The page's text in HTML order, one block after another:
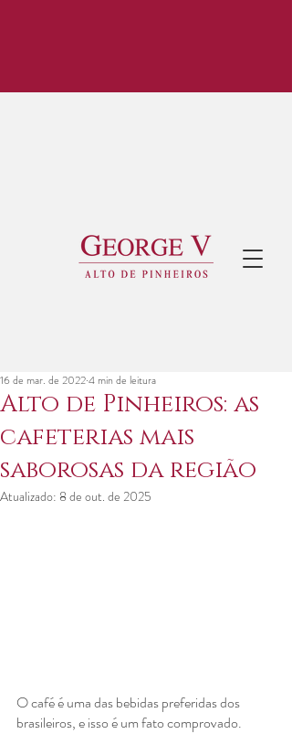
Alto de Pinheiros: as
cafeterias mais
saborosas da região
16 de mar. de 20224 min de leitura
Atualizado: 8 de out. de 2025
O café é uma das bebidas preferidas dos
brasileiros, e isso é um fato comprovado.